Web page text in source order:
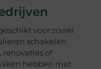
voor zowel
schakelen
of
hebben met